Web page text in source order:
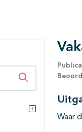
Zoeken
Alles Waar